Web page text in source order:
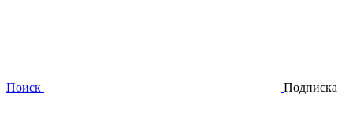
Поиск Подписка